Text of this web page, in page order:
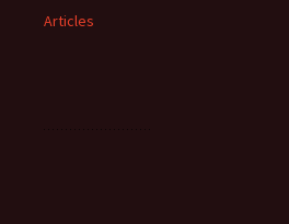
Articles